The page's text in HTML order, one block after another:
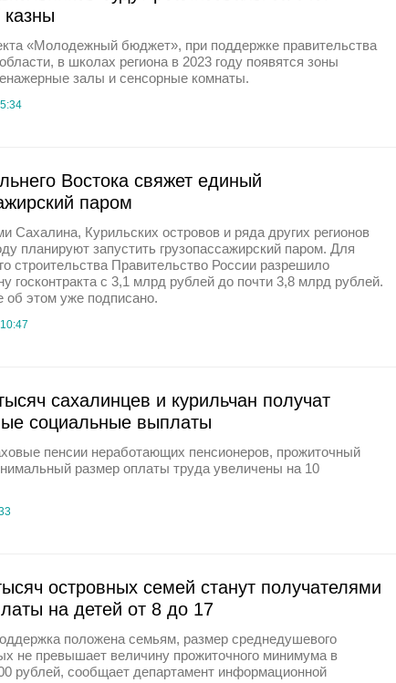
казны
«Молодежный бюджет», при поддержке правительства
в школах региона в 2023 году появятся зоны
залы и сенсорные комнаты.
Востока свяжет единый
паром
Сахалина, Курильских островов и ряда других регионов
планируют запустить грузопассажирский паром. Для
строительства Правительство России разрешило
госконтракта с 3,1 млрд рублей до почти 3,8 млрд рублей.
об этом уже подписано.
сахалинцев и курильчан получат
социальные выплаты
пенсии неработающих пенсионеров, прожиточный
размер оплаты труда увеличены на 10
островных семей станут получателями
на детей от 8 до 17
положена семьям, размер среднедушевого
не превышает величину прожиточного минимума в
рублей, сообщает департамент информационной